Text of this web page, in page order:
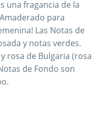
una fragancia de la
para
Las Notas de
y notas verdes.
rosa de Bulgaria (rosa
de Fondo son